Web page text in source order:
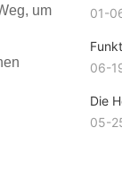
um
01-
06-
Die
China
05-